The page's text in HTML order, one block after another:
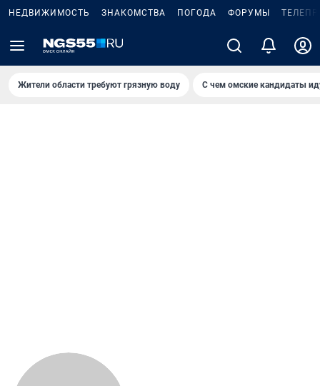
НЕДВИЖИМОСТЬ ЗНАКОМСТВА ПОГОДА ФОРУМЫ
Жители области требуют грязную воду С чем омские кандидаты